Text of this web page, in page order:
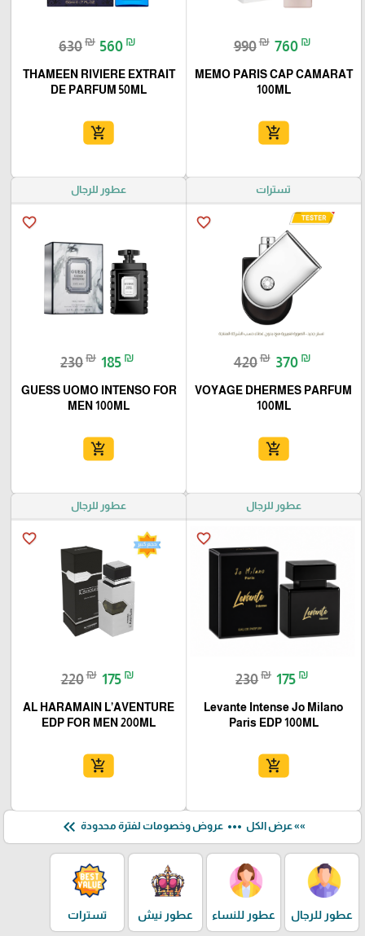
990₪ 760 ₪
MEMO PARIS CAP CAMARAT
100ML
add_shopping_cart
630₪ 560 ₪
THAMEEN RIVIERE EXTRAIT
DE PARFUM 50ML
add_shopping_cart
تسترات
favorite_border
420₪ 370 ₪
VOYAGE DHERMES PARFUM
100ML
add_shopping_cart
عطور للرجال
favorite_border
230₪ 185 ₪
GUESS UOMO INTENSO FOR
MEN 100ML
add_shopping_cart
عطور للرجال
favorite_border
230₪ 175 ₪
Levante Intense Jo Milano
Paris EDP 100ML
add_shopping_cart
عطور للرجال
favorite_border
220₪ 175 ₪
AL HARAMAIN L’AVENTURE
EDP FOR MEN 200ML
add_shopping_cart
»» عرض الكل more_horiz عروض وخصومات لفترة محدودة keyboard_double_arrow_left
عطور للرجال عطور للنساء عطور نيش تسترات